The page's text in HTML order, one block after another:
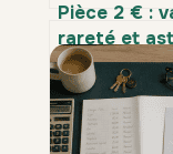
Pièce 2 € :
rareté et
pour bien
identifier